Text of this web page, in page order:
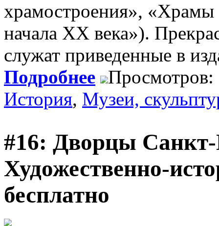
храмостроения»,
начала ХХ века»).
служат приведенные в
Подробнее
Просмотров:
История, Музеи,
#16: Дворцы Санкт-
Художественно-
бесплатно